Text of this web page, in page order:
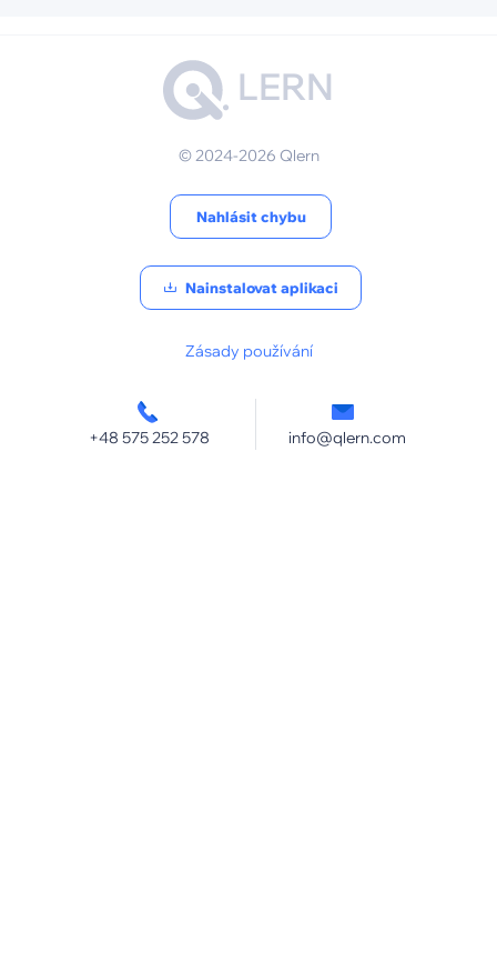
Nahlásit chybu
Nainstalovat aplikaci
Zásady používání
LERN
© 2024-2026 Qlern
+48 575 252 578 info@qlern.com